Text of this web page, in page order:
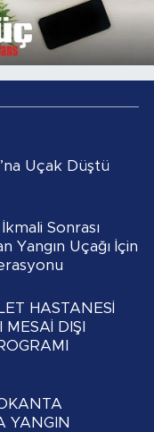
Uçak Düştü
Sonrası
Yangın Uçağı İçin
HASTANESİ
DIŞI
YANGIN